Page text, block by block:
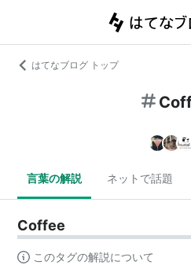
はてなブログ トップ
言葉の解説 ネットで話題
Coffee
このタグの解説について